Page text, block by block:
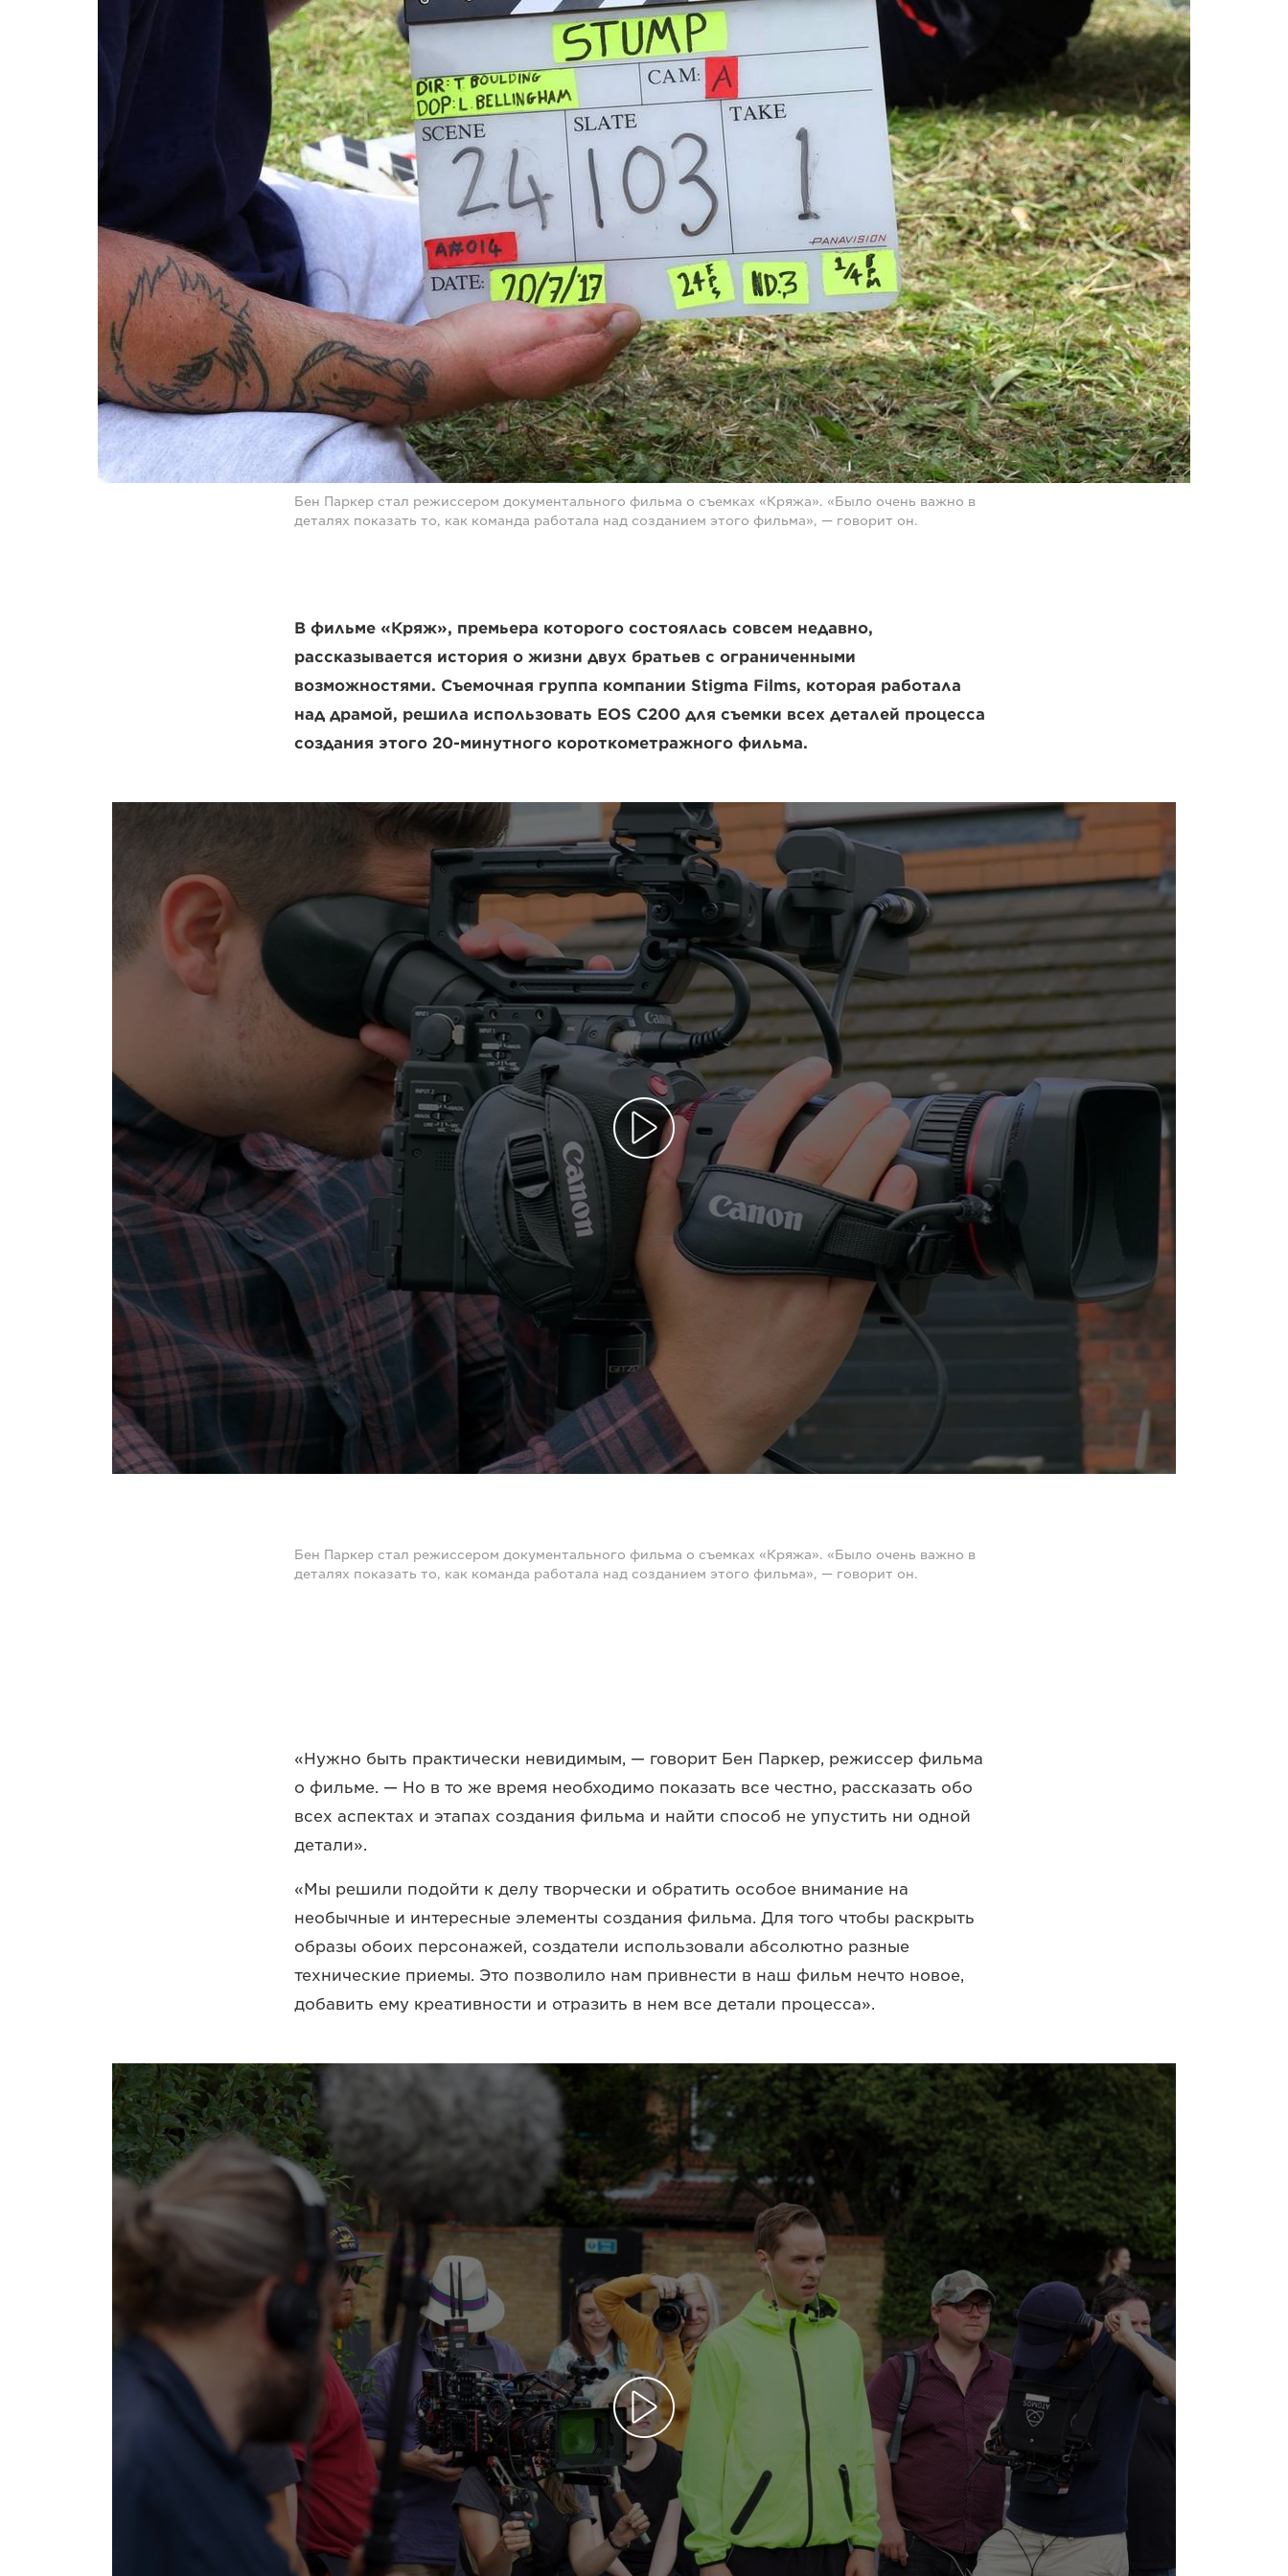
Бен Паркер стал режиссером документального фильма о съемках «Кряжа». «Было очень важно в
деталях показать то, как команда работала над созданием этого фильма», — говорит он.
В фильме «Кряж», премьера которого состоялась совсем недавно,
рассказывается история о жизни двух братьев с ограниченными
возможностями. Съемочная группа компании Stigma Films, которая работала
над драмой, решила использовать EOS C200 для съемки всех деталей процесса
создания этого 20-минутного короткометражного фильма.
Бен Паркер стал режиссером документального фильма о съемках «Кряжа». «Было очень важно в
деталях показать то, как команда работала над созданием этого фильма», — говорит он.
«Нужно быть практически невидимым, — говорит Бен Паркер, режиссер фильма
о фильме. — Но в то же время необходимо показать все честно, рассказать обо
всех аспектах и этапах создания фильма и найти способ не упустить ни одной
детали».
«Мы решили подойти к делу творчески и обратить особое внимание на
необычные и интересные элементы создания фильма. Для того чтобы раскрыть
образы обоих персонажей, создатели использовали абсолютно разные
технические приемы. Это позволило нам привнести в наш фильм нечто новое,
добавить ему креативности и отразить в нем все детали процесса».